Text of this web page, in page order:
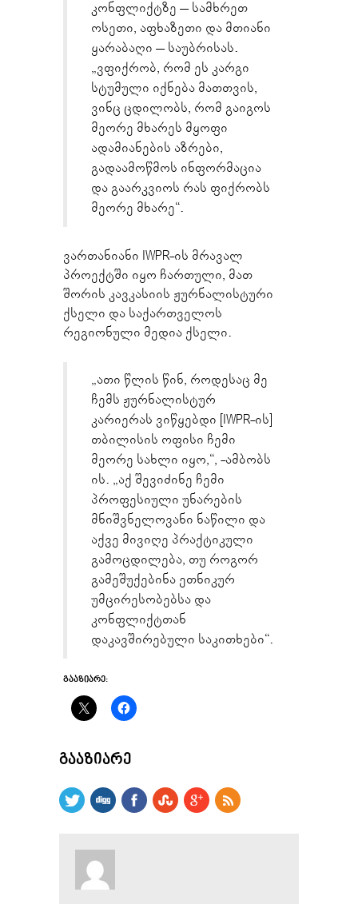
კონფლიქტზე – სამხრეთ
ოსეთი, აფხაზეთი და მთიანი
ყარაბაღი – საუბრისას.
„ვფიქრობ, რომ ეს კარგი
სტუმული იქნება მათთვის,
ვინც ცდილობს, რომ გაიგოს
მეორე მხარეს მყოფი
ადამიანების აზრები,
გადაამოწმოს ინფორმაცია
და გაარკვიოს რას ფიქრობს
მეორე მხარე“.
ვართანიანი IWPR-ის მრავალ
პროექტში იყო ჩართული, მათ
შორის კავკასიის ჟურნალისტური
ქსელი და საქართველოს
რეგიონული მედია ქსელი.
„ათი წლის წინ, როდესაც მე
ჩემს ჟურნალისტურ
კარიერას ვიწყებდი [IWPR-ის]
თბილისის ოფისი ჩემი
მეორე სახლი იყო,“, -ამბობს
ის. „აქ შევიძინე ჩემი
პროფესიული უნარების
მნიშვნელოვანი ნაწილი და
აქვე მივიღე პრაქტიკული
გამოცდილება, თუ როგორ
გამეშუქებინა ეთნიკურ
უმცირესობებსა და
კონფლიქტთან
დაკავშირებული საკითხები“.
ᲒᲐᲐᲖᲘᲐᲠᲔ:
ᲒᲐᲐᲖᲘᲐᲠᲔ